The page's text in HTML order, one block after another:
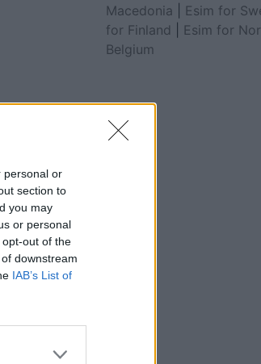
personal or
section to
you may
or personal
out of the
downstream
IAB’s List of
Macedonia
Esim for
for Finland
Esim for
Belgium